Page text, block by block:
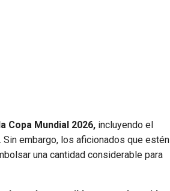
Copa Mundial 2026, incluyendo el
embargo, los aficionados que estén
una cantidad considerable para